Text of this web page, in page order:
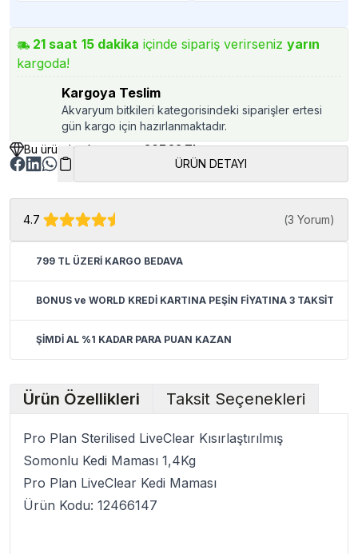
21 saat 15 dakika içinde sipariş verirseniz yarın
kargoda!
Kargoya Teslim
Akvaryum bitkileri kategorisindeki siparişler ertesi
gün kargo için hazırlanmaktadır.
Bu üründen kazancınız207.22 TL
ÜRÜN DETAYI
4.7 (3 Yorum)
799 TL ÜZERİ KARGO BEDAVA
BONUS ve WORLD KREDİ KARTINA PEŞİN FİYATINA 3 TAKSİT
ŞİMDİ AL %1 KADAR PARA PUAN KAZAN
Ürün Özellikleri Taksit Seçenekleri
Pro Plan Sterilised LiveClear Kısırlaştırılmış
Somonlu Kedi Maması 1,4Kg
Pro Plan LiveClear Kedi Maması
Ürün Kodu: 12466147